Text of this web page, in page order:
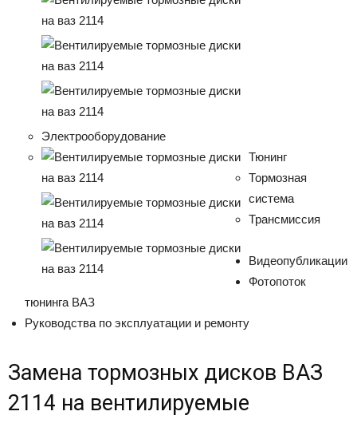
Электрооборудование
Тюнинг
Тормозная
система
Трансмиссия
Видеопубликации
Фотопоток
тюнинга ВАЗ
Руководства по эксплуатации и ремонту
Замена тормозных дисков ВАЗ
2114 на вентилируемые